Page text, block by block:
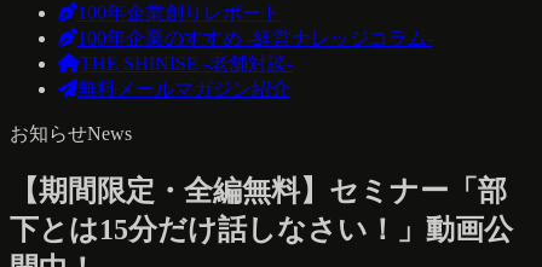
100年企業創りレポート
100年企業のすすめ -経営ナレッジコラム-
THE SHINISE -老舗対談-
無料メールマガジン紹介
お知らせNews
【期間限定・全編無料】セミナー「部
下とは15分だけ話しなさい！」動画公